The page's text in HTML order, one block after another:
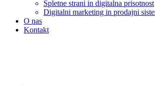
Spletne strani in digitalna prisotnost
Digitalni marketing in prodajni
O nas
Kontakt